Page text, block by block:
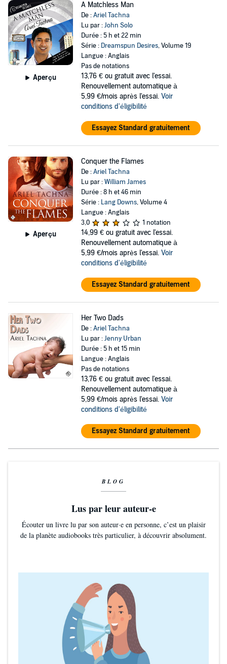
Aperçu
A Matchless Man
De :Ariel Tachna
Lu par :John Solo
Durée : 5 h et 22 min
Série : Dreamspun Desires, Volume 19
Langue : Anglais
Pas de notations
13,76 € ou gratuit avec l'essai.
Renouvellement automatique à
5,99 €/mois après l'essai. Voir
conditions d'éligibilité
Essayez Standard gratuitement
Aperçu
Conquer the Flames
De :Ariel Tachna
Lu par :William James
Durée : 8 h et 46 min
Série : Lang Downs, Volume 4
Langue : Anglais
3,0
1 notation
14,99 € ou gratuit avec l'essai.
Renouvellement automatique à
5,99 €/mois après l'essai. Voir
conditions d'éligibilité
Essayez Standard gratuitement
Her Two Dads
De :Ariel Tachna
Lu par :Jenny Urban
Durée : 5 h et 15 min
Langue : Anglais
Pas de notations
13,76 € ou gratuit avec l'essai.
Renouvellement automatique à
5,99 €/mois après l'essai. Voir
conditions d'éligibilité
Essayez Standard gratuitement
BLOG
Lus par leur auteur-e
Écouter un livre lu par son auteur·e en personne, c’est un plaisir
de la planète audiobooks très particulier, à découvrir absolument.